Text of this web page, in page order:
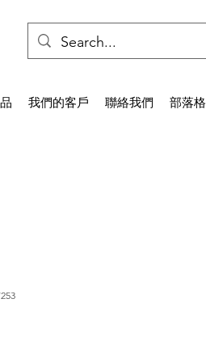
我們的客戶 聯絡我們 部落格